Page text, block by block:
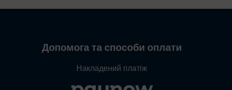
Допомога та способи оплати
Накладений платіж